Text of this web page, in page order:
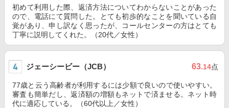
初めて利用した際、返済方法についてわからないことがあった
ので、電話にて質問した。とても初歩的なことを聞いている自
覚があり、申し訳なく思ったが、コールセンターの方はとても
丁寧に説明してくれた。（20代／女性）
ジェーシービー（JCB） 63.14点
77歳と云う高齢者が利用するには少額で良いので使いやすい。
審査も簡単だし、返済額の増額もネットで済ませる。ネット時
代に適応している。（60代以上／女性）